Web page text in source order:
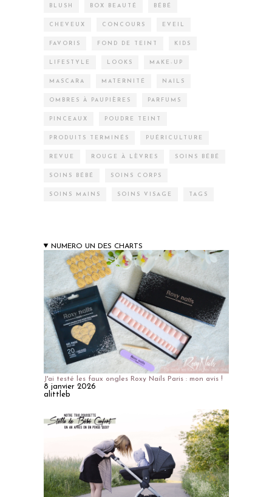
BLUSH BOX BEAUTÉ BÉBÉ
CHEVEUX CONCOURS EVEIL
FAVORIS FOND DE TEINT KIDS
LIFESTYLE LOOKS MAKE-UP
MASCARA MATERNITÉ NAILS
OMBRES À PAUPIÈRES PARFUMS
PINCEAUX POUDRE TEINT
PRODUITS TERMINÉS PUÉRICULTURE
REVUE ROUGE À LÈVRES SOINS BÉBÉ
SOINS BÉBÉ SOINS CORPS
SOINS MAINS SOINS VISAGE TAGS
NUMERO UN DES CHARTS
J'ai testé les faux ongles Roxy Nails Paris : mon avis !
8 janvier 2026
alittleb